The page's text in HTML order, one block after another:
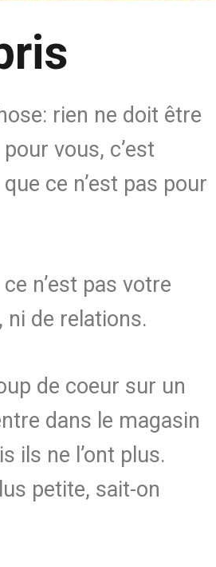
rien ne doit être
vous, c’est
ce n’est pas pour
n’est pas votre
ni de relations.
de coeur sur un
dans le magasin
ils ne l’ont plus.
petite, sait-on